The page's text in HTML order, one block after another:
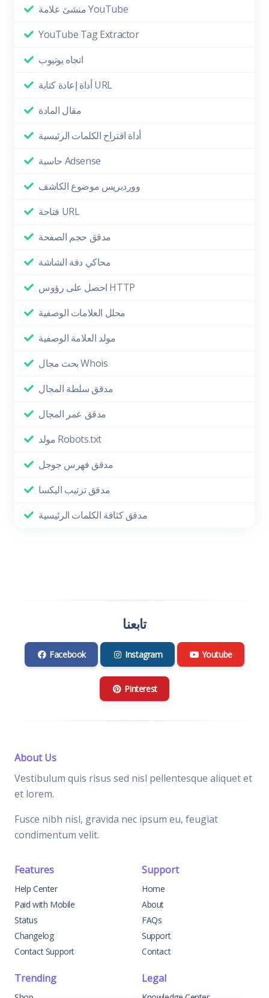
منشئ علامة YouTube
YouTube Tag Extractor
اتجاه يوتيوب
أداة إعادة كتابة URL
مقال المادة
أداة اقتراح الكلمات الرئيسية
حاسبة Adsense
ووردبريس موضوع الكاشف
فتاحة URL
مدقق حجم الصفحة
محاكي دقة الشاشة
احصل على رؤوس HTTP
محلل العلامات الوصفية
مولد العلامة الوصفية
بحث مجال Whois
مدقق سلطة المجال
مدقق عمر المجال
مولد Robots.txt
مدقق فهرس جوجل
مدقق ترتيب اليكسا
مدقق كثافة الكلمات الرئيسية
تابعنا
Facebook Instagram Youtube
Pinterest
About Us
Vestibulum quis risus sed nisl pellentesque aliquet et
et lorem.
Fusce nibh nisl, gravida nec ipsum eu, feugiat
condimentum velit.
Features
Help Center
Paid with Mobile
Status
Changelog
Contact Support
Support
Home
About
FAQs
Support
Contact
Trending Legal